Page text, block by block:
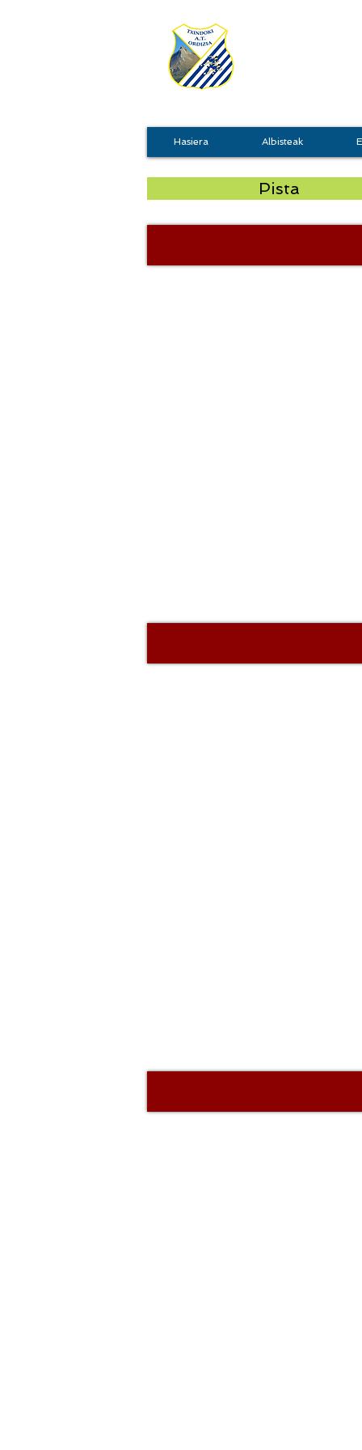
Pista
Hasiera Albisteak